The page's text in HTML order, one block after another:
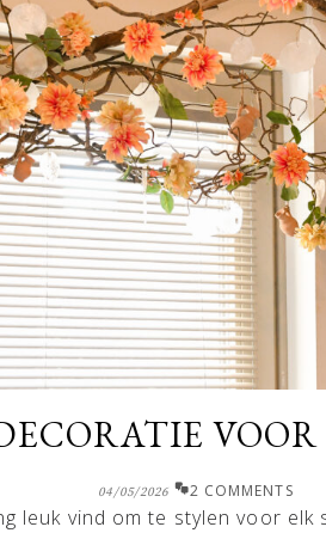
04/05/2026 2 COMMENTS
leuk vind om te stylen voor elk